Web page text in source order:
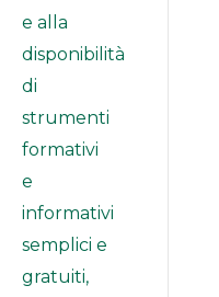
e alla
disponibilità
di
strumenti
formativi
e
informativi
semplici e
gratuiti,